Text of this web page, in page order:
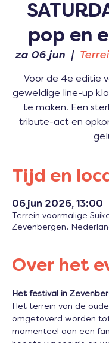
pop en
za 06 jun
  |
Voor de 4e editie
geweldige line-up
te maken. Een
tribute-act en
Tijd en
06 jun 2026, 13:00
Terrein voormalige
Zevenbergen,
Over het
Het festival in
Het terrein van de
omgetoverd worden
momenteel aan een